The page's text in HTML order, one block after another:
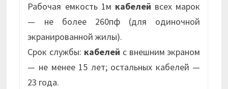
Рабочая емкость 1м кабелей всех марок
— не более 260пф (для одиночной
экранированной жилы).
Срок службы: кабелей с внешним экраном
— не менее 15 лет; остальных кабелей —
23 года.